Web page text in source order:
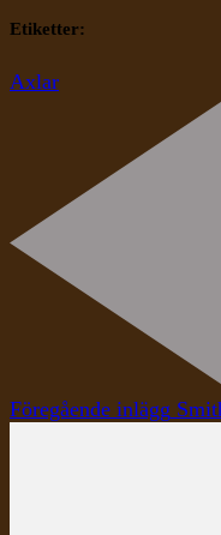
Etiketter:
Axlar
Föregående inlägg